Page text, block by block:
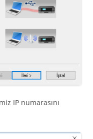
IP numarasını